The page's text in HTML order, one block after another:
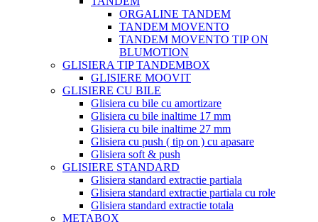
ORGALINE TANDEM
TANDEM MOVENTO
TANDEM MOVENTO TIP ON
BLUMOTION
GLISIERA TIP TANDEMBOX
GLISIERE MOOVIT
GLISIERE CU BILE
Glisiera cu bile cu amortizare
Glisiera cu bile inaltime 17 mm
Glisiera cu bile inaltime 27 mm
Glisiera cu push ( tip on ) cu apasare
Glisiera soft & push
GLISIERE STANDARD
Glisiera standard extractie partiala
Glisiera standard extractie partiala cu role
Glisiera standard extractie totala
METABOX